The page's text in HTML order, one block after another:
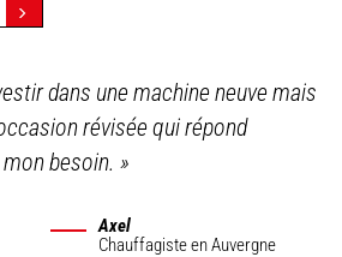
dans une machine neuve mais
révisée qui répond
besoin.»
Axel
Chauffagisteen Auvergne